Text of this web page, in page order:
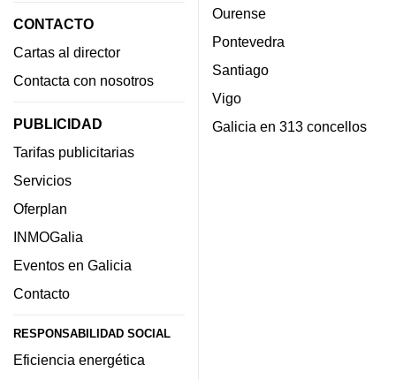
CONTACTO
Cartas al director
Contacta con nosotros
PUBLICIDAD
Tarifas publicitarias
Servicios
Oferplan
INMOGalia
Eventos en Galicia
Contacto
RESPONSABILIDAD SOCIAL
Eficiencia energética
Ourense
Pontevedra
Santiago
Vigo
Galicia en 313 concellos